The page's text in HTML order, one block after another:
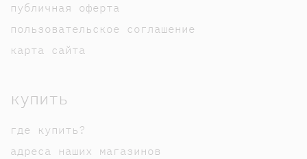
публичная оферта
пользовательское соглашение
карта сайта
купить
где купить?
адреса наших магазинов